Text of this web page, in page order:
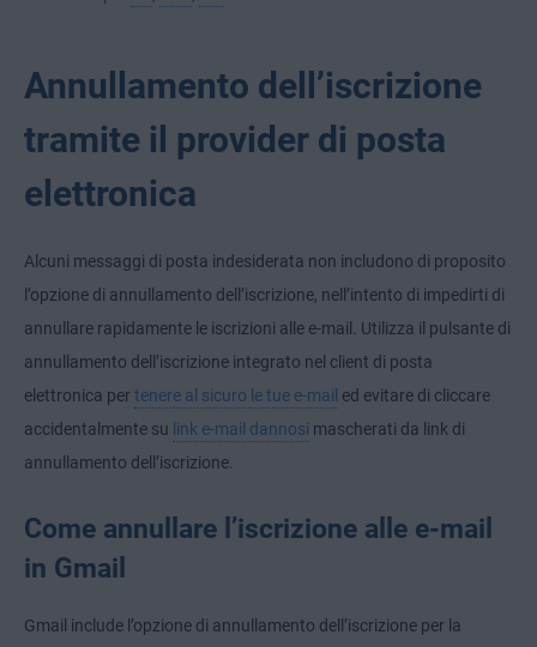
Annullamento dell’iscrizione
tramite il provider di posta
elettronica
Alcuni messaggi di posta indesiderata non includono di proposito
l’opzione di annullamento dell’iscrizione, nell’intento di impedirti di
annullare rapidamente le iscrizioni alle e-mail. Utilizza il pulsante di
annullamento dell’iscrizione integrato nel client di posta
elettronica per tenere al sicuro le tue e-mail ed evitare di cliccare
accidentalmente su link e-mail dannosi mascherati da link di
annullamento dell’iscrizione.
Come annullare l’iscrizione alle e-mail
in Gmail
Gmail include l’opzione di annullamento dell’iscrizione per la